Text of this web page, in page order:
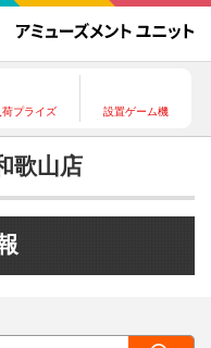
荷プライズ 設置ゲーム機
歌山店